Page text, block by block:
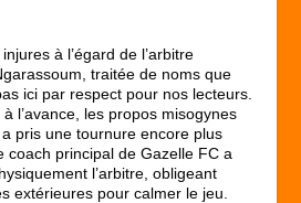
à l’égard de l’arbitre
traitée de noms que
ici par respect pour nos lecteurs.
l’avance, les propos misogynes
pris une tournure encore plus
coach principal de Gazelle FC a
l’arbitre, obligeant
extérieures pour calmer le jeu.